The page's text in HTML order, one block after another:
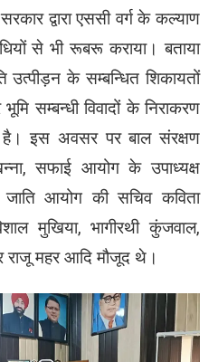
द्वारा एससी वर्ग के कल्याण
से भी रूबरू कराया। बताया
के सम्बन्धित शिकायतों
सम्बन्धी विवादों के निराकरण
है। इस अवसर पर बाल संरक्षण
सफाई आयोग के उपाध्यक्ष
आयोग की सचिव कविता
मुखिया, भागीरथी कुंजवाल,
राजू महर आदि मौजूद थे।